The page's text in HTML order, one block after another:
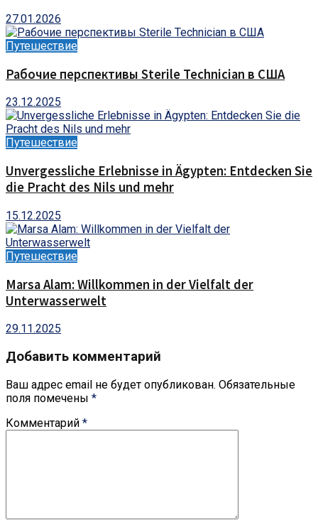
27.01.2026
Путешествие
Рабочие перспективы Sterile Technician в США
23.12.2025
Путешествие
Unvergessliche Erlebnisse in Ägypten: Entdecken Sie
die Pracht des Nils und mehr
15.12.2025
Путешествие
Marsa Alam: Willkommen in der Vielfalt der
Unterwasserwelt
29.11.2025
Добавить комментарий
Ваш адрес email не будет опубликован. Обязательные
поля помечены *
Комментарий *